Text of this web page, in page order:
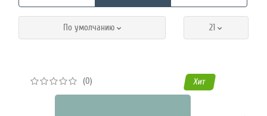
21
По умолчанию
(0) Хит